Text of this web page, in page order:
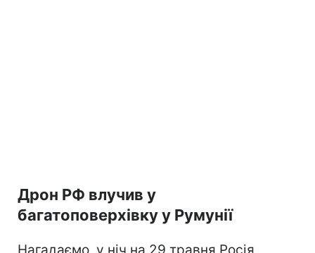
Дрон РФ влучив у
багатоповерхівку у Румунії
Нагадаємо, у ніч на 29 травня Росія